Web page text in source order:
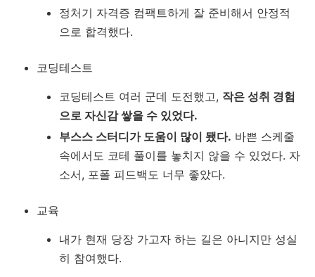
정처기 자격증 컴팩트하게 잘 준비해서 안정적
으로 합격했다.
코딩테스트
코딩테스트 여러 군데 도전했고, 작은 성취 경험
으로 자신감 쌓을 수 있었다.
부스스 스터디가 도움이 많이 됐다. 바쁜 스케줄
속에서도 코테 풀이를 놓치지 않을 수 있었다. 자
소서, 포폴 피드백도 너무 좋았다.
교육
내가 현재 당장 가고자 하는 길은 아니지만 성실
히 참여했다.